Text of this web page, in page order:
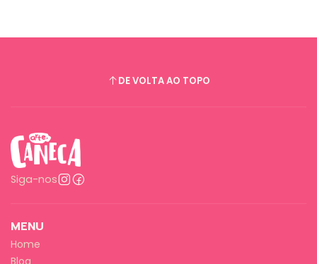
DE VOLTA AO TOPO
Siga-nos
MENU
Home
Blog